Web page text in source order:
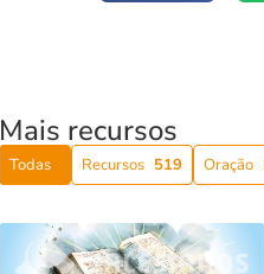
Mais recursos
Todas Recursos 519 Oração